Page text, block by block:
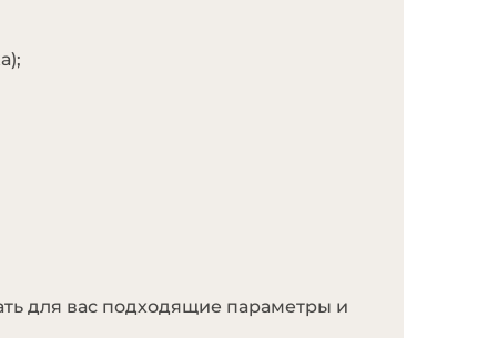
для вас подходящие параметры и